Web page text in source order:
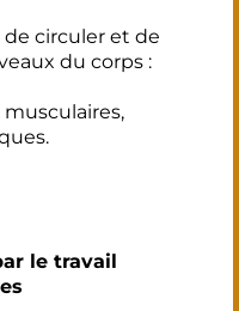
de circuler et de
du corps :
musculaires,
le travail